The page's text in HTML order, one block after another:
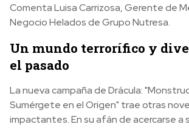
Comenta Luisa Carrizosa, Gerente de
Negocio Helados de Grupo Nutresa.
Un mundo terrorífico y
el pasado
La nueva campaña de Drácula:
Sumérgete en el Origen" trae otras
impactantes. En su afán de acercarse a